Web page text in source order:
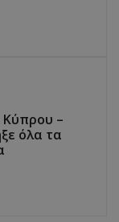
Κύπρου –
όλα τα